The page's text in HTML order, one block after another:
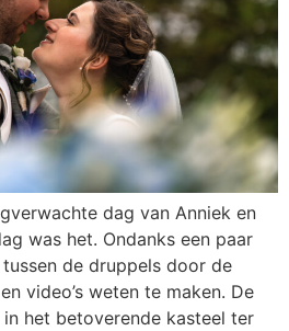
dag van Anniek en
was het. Ondanks een paar
de druppels door de
video’s weten te maken. De
het betoverende kasteel ter